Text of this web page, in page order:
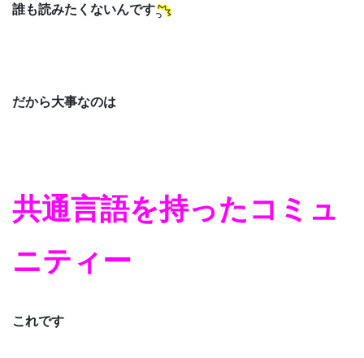
誰も読みたくないんです
だから大事なのは
共通言語を持ったコミュ
ニティー
これです